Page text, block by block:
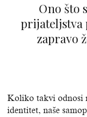
Ono što su mi moji prekidi
prijateljstva
zapravo
Koliko takvi odnosi
identitet, naše